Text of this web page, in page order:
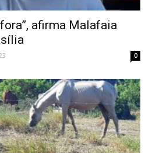
afirma Malafaia
0